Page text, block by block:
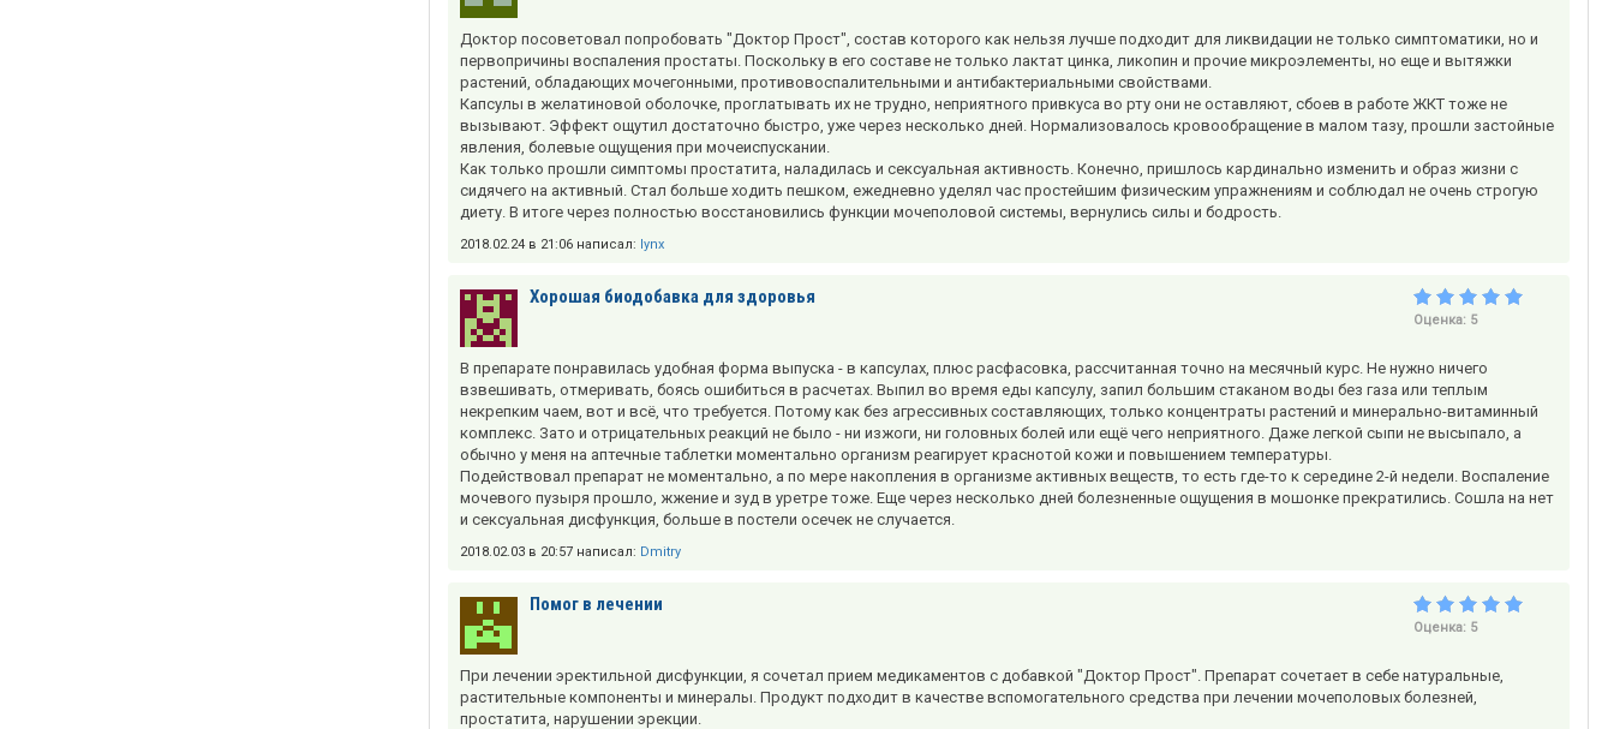
Доктор посоветовал попробовать "Доктор Прост", состав которого как нельзя лучше подходит для ликвидации не только симптоматики, но и
первопричины воспаления простаты. Поскольку в его составе не только лактат цинка, ликопин и прочие микроэлементы, но еще и вытяжки
растений, обладающих мочегонными, противовоспалительными и антибактериальными свойствами.
Капсулы в желатиновой оболочке, проглатывать их не трудно, неприятного привкуса во рту они не оставляют, сбоев в работе ЖКТ тоже не
вызывают. Эффект ощутил достаточно быстро, уже через несколько дней. Нормализовалось кровообращение в малом тазу, прошли застойные
явления, болевые ощущения при мочеиспускании.
Как только прошли симптомы простатита, наладилась и сексуальная активность. Конечно, пришлось кардинально изменить и образ жизни с
сидячего на активный. Стал больше ходить пешком, ежедневно уделял час простейшим физическим упражнениям и соблюдал не очень строгую
диету. В итоге через полностью восстановились функции мочеполовой системы, вернулись силы и бодрость.
2018.02.24 в 21:06 написал: lynx
Хорошая биодобавка для здоровья
Оценка: 5
В препарате понравилась удобная форма выпуска - в капсулах, плюс расфасовка, рассчитанная точно на месячный курс. Не нужно ничего
взвешивать, отмеривать, боясь ошибиться в расчетах. Выпил во время еды капсулу, запил большим стаканом воды без газа или теплым
некрепким чаем, вот и всё, что требуется. Потому как без агрессивных составляющих, только концентраты растений и минерально-витаминный
комплекс. Зато и отрицательных реакций не было - ни изжоги, ни головных болей или ещё чего неприятного. Даже легкой сыпи не высыпало, а
обычно у меня на аптечные таблетки моментально организм реагирует краснотой кожи и повышением температуры.
Подействовал препарат не моментально, а по мере накопления в организме активных веществ, то есть где-то к середине 2-й недели. Воспаление
мочевого пузыря прошло, жжение и зуд в уретре тоже. Еще через несколько дней болезненные ощущения в мошонке прекратились. Сошла на нет
и сексуальная дисфункция, больше в постели осечек не случается.
2018.02.03 в 20:57 написал: Dmitry
Помог в лечении
Оценка: 5
При лечении эректильной дисфункции, я сочетал прием медикаментов с добавкой "Доктор Прост". Препарат сочетает в себе натуральные,
растительные компоненты и минералы. Продукт подходит в качестве вспомогательного средства при лечении мочеполовых болезней,
простатита, нарушении эрекции.